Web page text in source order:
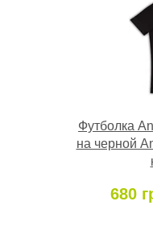
Футболка
на черной
680